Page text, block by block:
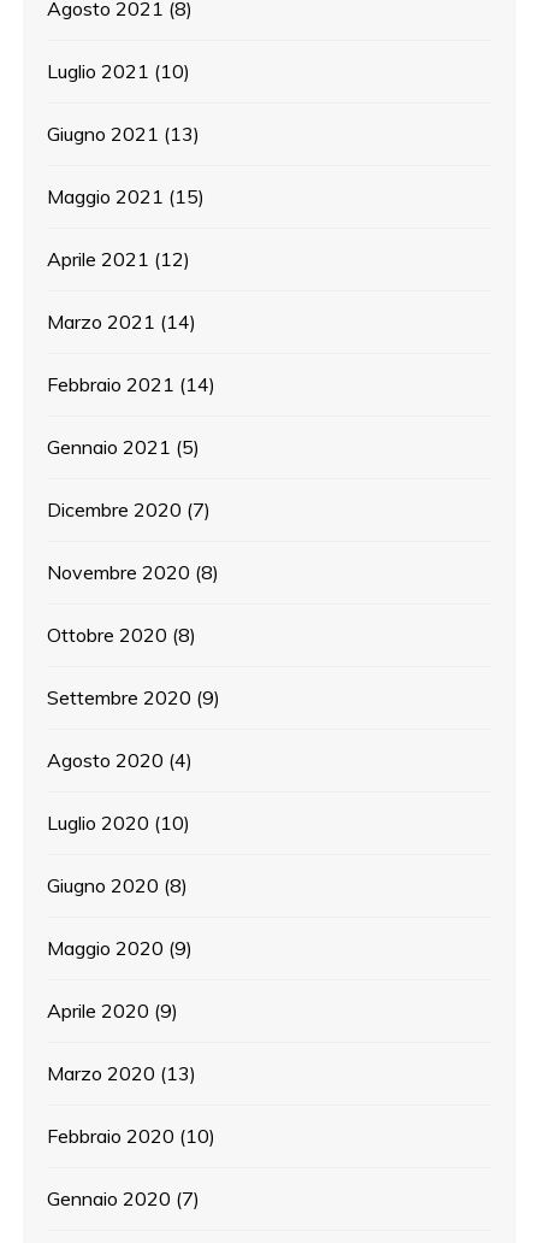
Agosto 2021 (8)
Luglio 2021 (10)
Giugno 2021 (13)
Maggio 2021 (15)
Aprile 2021 (12)
Marzo 2021 (14)
Febbraio 2021 (14)
Gennaio 2021 (5)
Dicembre 2020 (7)
Novembre 2020 (8)
Ottobre 2020 (8)
Settembre 2020 (9)
Agosto 2020 (4)
Luglio 2020 (10)
Giugno 2020 (8)
Maggio 2020 (9)
Aprile 2020 (9)
Marzo 2020 (13)
Febbraio 2020 (10)
Gennaio 2020 (7)